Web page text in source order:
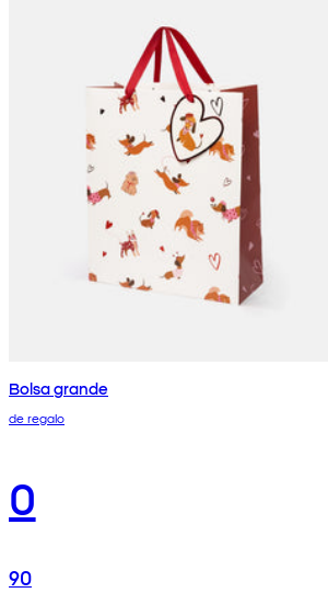
Bolsa grande
de regalo
0
90